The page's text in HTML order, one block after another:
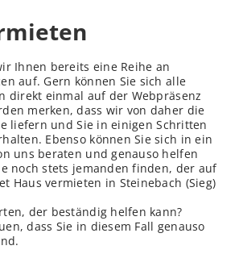
Ihnen bereits eine Reihe an
auf. Gern können Sie sich alle
direkt einmal auf der Webpräsenz
merken, dass wir von daher die
liefern und Sie in einigen Schritten
Ebenso können Sie sich in ein
uns beraten und genauso helfen
noch stets jemanden finden, der auf
Haus vermieten in Steinebach (Sieg)
der beständig helfen kann?
dass Sie in diesem Fall genauso